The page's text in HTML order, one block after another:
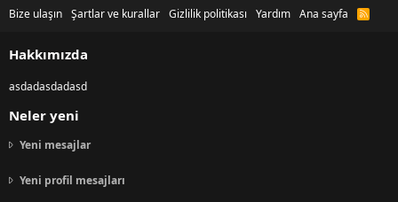
Bize ulaşın Şartlar ve kurallar Gizlilik politikası Yardım Ana sayfa
R
Hakkımızda
asdadasdadasd
Neler yeni
Yeni mesajlar
Yeni profil mesajları